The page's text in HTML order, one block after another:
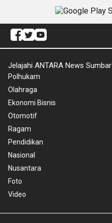
Jelajahi ANTARA News Sumbar
Polhukam
Olahraga
Ekonomi Bisnis
Otomotif
Ragam
Pendidikan
Nasional
Nusantara
Foto
Video